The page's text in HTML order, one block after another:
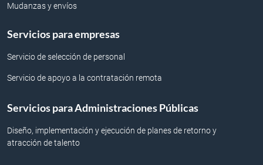
Mudanzas y envíos
Servicios para empresas
Servicio de selección de personal
Servicio de apoyo a la contratación remota
Servicios para Administraciones Públicas
Diseño, implementación y ejecución de planes de retorno y
atracción de talento